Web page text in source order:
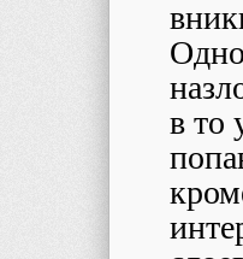
в то